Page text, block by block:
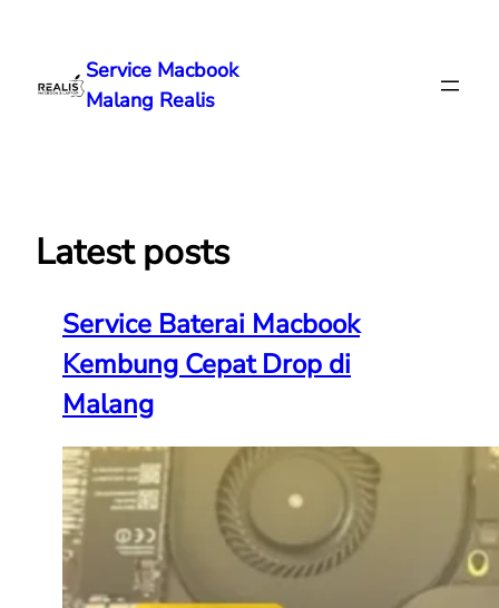
Service Macbook
Malang Realis
Latest posts
Service Baterai Macbook
Kembung Cepat Drop di
Malang